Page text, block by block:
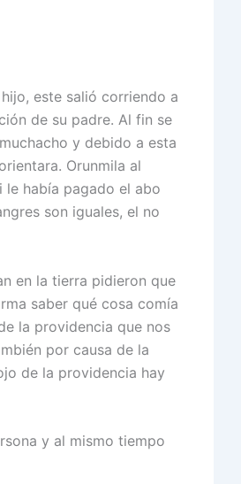
este salió corriendo a
de su padre. Al fin se
y debido a esta
Orunmila al
le había pagado el abo
son iguales, el no
en la tierra pidieron que
saber qué cosa comía
la providencia que nos
por causa de la
de la providencia hay
y al mismo tiempo